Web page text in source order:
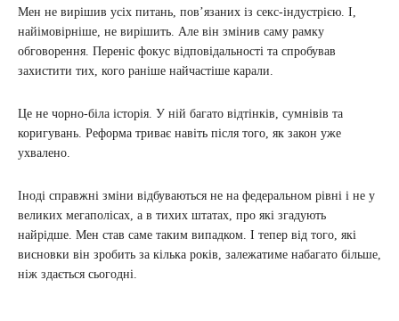
Мен не вирішив усіх питань, пов’язаних із секс-індустрією. І,
найімовірніше, не вирішить. Але він змінив саму рамку
обговорення. Переніс фокус відповідальності та спробував
захистити тих, кого раніше найчастіше карали.
Це не чорно-біла історія. У ній багато відтінків, сумнівів та
коригувань. Реформа триває навіть після того, як закон уже
ухвалено.
Іноді справжні зміни відбуваються не на федеральном рівні і не у
великих мегаполісах, а в тихих штатах, про які згадують
найрідше. Мен став саме таким випадком. І тепер від того, які
висновки він зробить за кілька років, залежатиме набагато більше,
ніж здається сьогодні.